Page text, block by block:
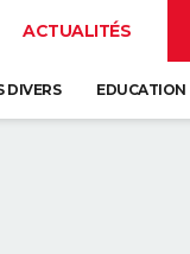
ACTUALITÉS
DIVERS EDUCATION